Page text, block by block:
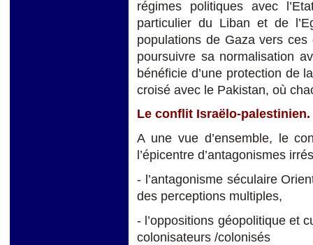
régimes politiques avec
particulier du Liban et de
populations de Gaza vers
poursuivre sa normalisation
bénéficie d’une protection de
croisé avec le Pakistan, où
Le conflit Israëlo-
A une vue d’ensemble, le
l’épicentre d’antagonismes
- l’antagonisme séculaire
des perceptions multiples,
- l’oppositions géopolitique et
colonisateurs /colonisés